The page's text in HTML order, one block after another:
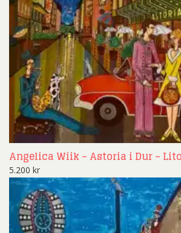
Angelica Wiik – Astoria i Dur –
5.200 kr